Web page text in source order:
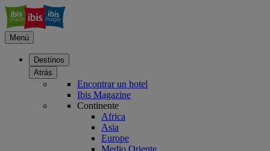
Menú
Destinos
Atrás
Encontrar un hotel
Ibis Magazine
Continente
Africa
Asia
Europe
Medio Oriente